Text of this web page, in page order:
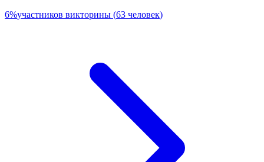
6%участников викторины (63 человек)